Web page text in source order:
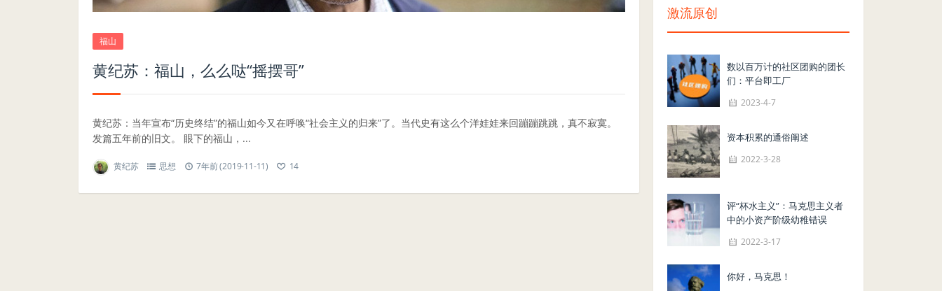
福山
黄纪苏：​福山，么么哒“摇摆哥”
黄纪苏：当年宣布“历史终结”的福山如今又在呼唤“社会主义的归来”了。当代史有这么个洋娃娃来回蹦蹦跳跳，真不寂寞。
发篇五年前的旧文。 眼下的福山，...
黄纪苏 思想 7年前 (2019-11-11) 14
激流原创
数以百万计的社区团购的团长
们：平台即工厂
2023-4-7
资本积累的通俗阐述
2022-3-28
评“杯水主义”：马克思主义者
中的小资产阶级幼稚错误
2022-3-17
你好，马克思！